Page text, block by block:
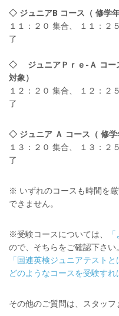
◇ ジュニアB コース（ 修学
１１：２０ 集合、 １１：２
了
◇ ジュニアＰｒｅ-Ａ コー
対象）
１２：２０ 集合、 １２：２
了
◇ ジュニア Ａ コース（ 修学
１３：２０ 集合、 １３：２
了
※ いずれのコースも時間を
できません。
※受験コースについては、
ので、そちらをご確認下さい。
「国連英検ジュニアテスト
どのようなコースを受験すれ
その他のご質問は、スタッフ